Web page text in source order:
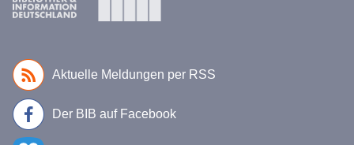
Aktuelle Meldungen per RSS
Der BIB auf Facebook